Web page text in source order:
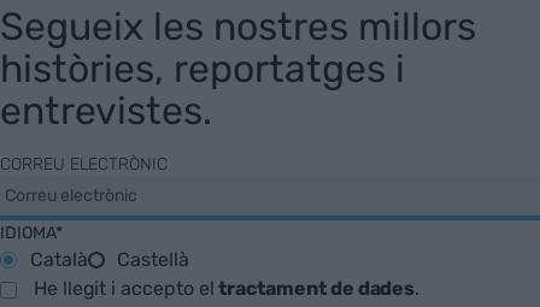
Segueix les nostres millors
històries, reportatges i
entrevistes.
CORREU ELECTRÒNIC
IDIOMA*
Català
Castellà
He llegit i accepto eltractament de dades.